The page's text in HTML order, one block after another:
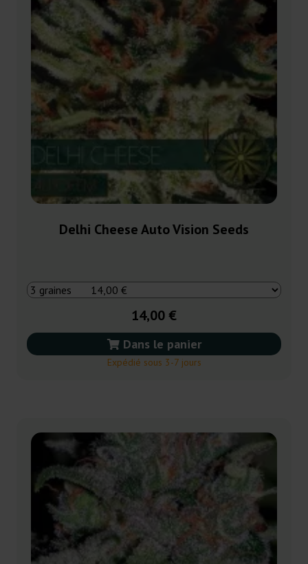
Delhi Cheese Auto Vision Seeds
14,00 €
Dans le panier
Expédié sous 3-7 jours